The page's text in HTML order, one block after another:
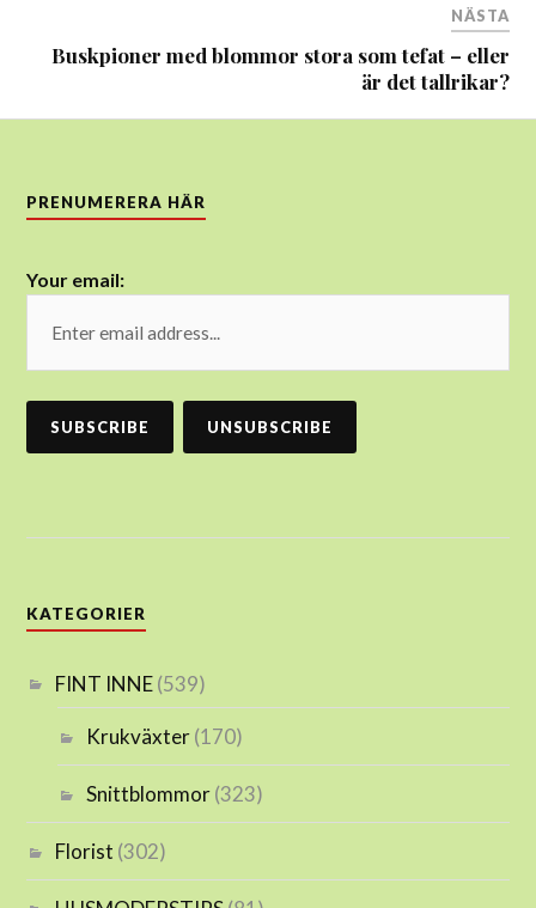
NÄSTA
Buskpioner med blommor stora som tefat – eller
är det tallrikar?
PRENUMERERA HÄR
Your email:
KATEGORIER
FINT INNE(539)
Krukväxter(170)
Snittblommor(323)
Florist (302)